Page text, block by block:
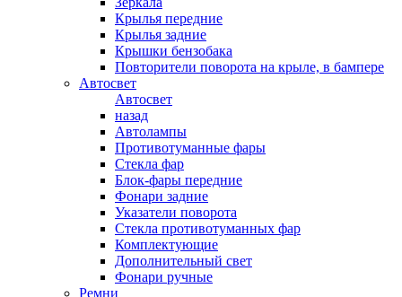
Крылья передние
Крылья задние
Крышки бензобака
Повторители поворота на крыле, в бампере
Автосвет
Автосвет
назад
Автолампы
Противотуманные фары
Стекла фар
Блок-фары передние
Фонари задние
Указатели поворота
Стекла противотуманных фар
Комплектующие
Дополнительный свет
Фонари ручные
Ремни